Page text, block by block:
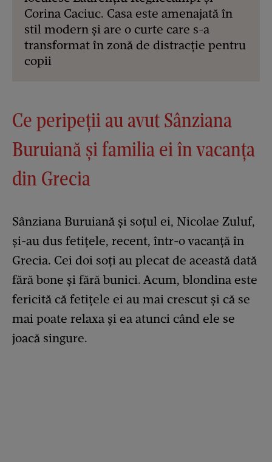
Corina Caciuc. Casa este amenajată în
stil modern și are o curte care s-a
transformat în zonă de distracție pentru
copii
Ce peripeții au avut Sânziana
Buruiană și familia ei în vacanța
din Grecia
Sânziana Buruiană și soțul ei, Nicolae Zuluf,
și-au dus fetițele, recent, într-o vacanță în
Grecia. Cei doi soți au plecat de această dată
fără bone și fără bunici. Acum, blondina este
fericită că fetițele ei au mai crescut și că se
mai poate relaxa și ea atunci când ele se
joacă singure.